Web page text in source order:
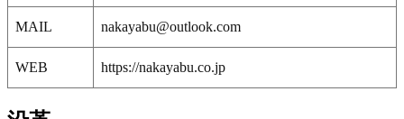
MAIL moc.kooltuo
@ubayakan
WEB https://nakayabu.co.jp